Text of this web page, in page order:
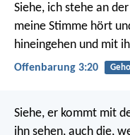
Siehe, ich stehe an
meine Stimme hört
hineingehen und mit
Offenbarung 3:20
Siehe, er kommt mit
ihn sehen, auch die,